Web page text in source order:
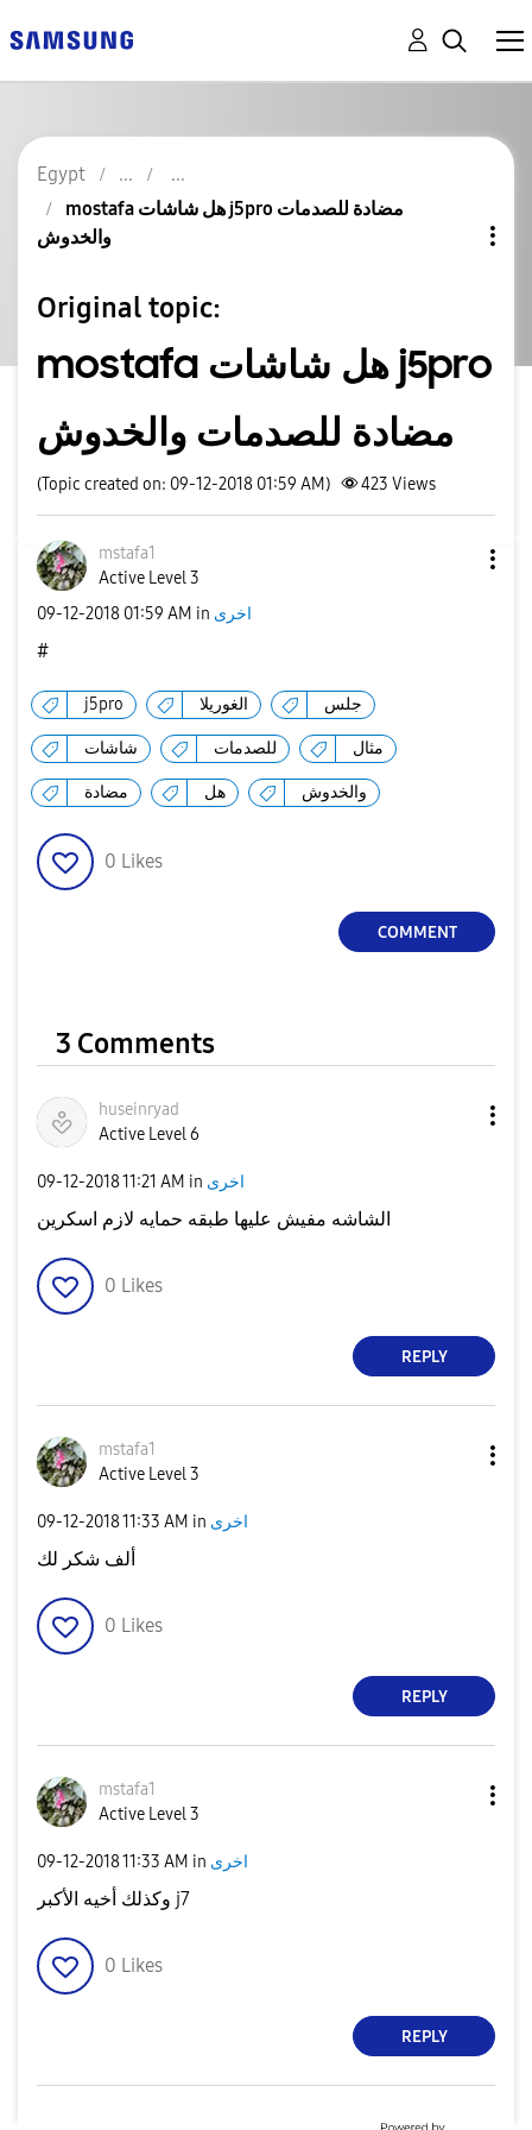
Egypt
mostafa هل شاشات j5pro مضادة للصدمات
والخدوش
Original topic:
mostafa هل شاشات j5pro
مضادة للصدمات والخدوش
(Topic created on: 09-12-2018 01:59 AM) 423 Views
mstafa1
Active Level 3
‎09-12-2018 01:59 AM in اخرى
#
j5pro الغوريلا جلس
شاشات للصدمات مثال
مضادة هل والخدوش
0 Likes
COMMENT
3 Comments
huseinryad
Active Level 6
‎09-12-201811:21 AM in اخرى
الشاشه مفيش عليها طبقه حمايه لازم اسكرين
0 Likes
REPLY
mstafa1
Active Level 3
‎09-12-201811:33 AM in اخرى
ألف شكر لك
0 Likes
REPLY
mstafa1
Active Level 3
‎09-12-201811:33 AM in اخرى
وكذلك أخيه الأكبر j7
0 Likes
REPLY